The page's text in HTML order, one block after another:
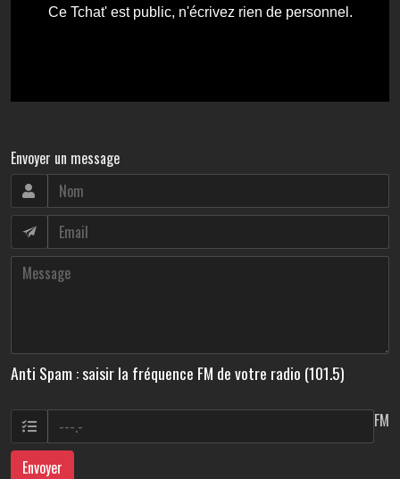
Envoyer un message
Anti Spam : saisir la fréquence FM de votre radio (101.5)
FM
Envoyer